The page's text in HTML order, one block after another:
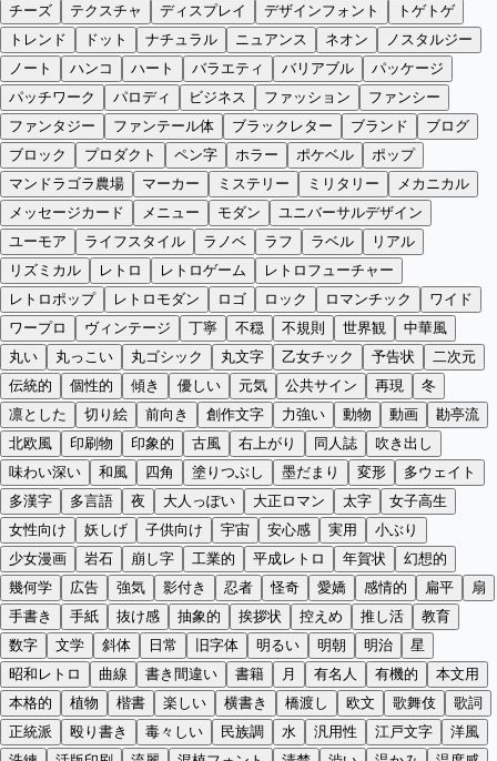
チーズ
テクスチャ ディスプレイ デザインフォント
トゲトゲ
トレンド
ドット ナチュラル ニュアンス ネオン
ノスタルジー
ノート
ハンコ ハート バラエティ バリアブル
パッケージ
パッチワーク
パロディ ビジネス ファッション
ファンシー
ファンタジー
ファンテール体 ブラックレター ブランド
ブログ
ブロック
プロダクト ペン字 ホラー ポケベル
ポップ
マンドラゴラ農場
マーカー ミステリー ミリタリー
メカニカル
メッセージカード
メニュー モダン
ユニバーサルデザイン
ユーモア
ライフスタイル ラノベ ラフ ラベル
リアル
リズミカル
レトロ レトロゲーム
レトロフューチャー
レトロポップ
レトロモダン ロゴ ロック ロマンチック
ワイド
ワープロ
ヴィンテージ 丁寧 不穏 不規則 世界観
中華風
丸い
丸っこい 丸ゴシック 丸文字 乙女チック 予告状
二次元
伝統的
個性的 傾き 優しい 元気 公共サイン 再現
冬
凛とした
切り絵 前向き 創作文字 力強い 動物 動画
勘亭流
北欧風
印刷物 印象的 古風 右上がり 同人誌
吹き出し
味わい深い
和風 四角 塗りつぶし 墨だまり 変形
多ウェイト
多漢字
多言語 夜 大人っぽい 大正ロマン 太字
女子高生
女性向け
妖しげ 子供向け 宇宙 安心感 実用
小ぶり
少女漫画
岩石 崩し字 工業的 平成レトロ 年賀状
幻想的
幾何学
広告 強気 影付き 忍者 怪奇 愛嬌 感情的 扁平
扇
手書き
手紙 抜け感 抽象的 挨拶状 控えめ 推し活
教育
数字
文学 斜体 日常 旧字体 明るい 明朝 明治
星
昭和レトロ
曲線 書き間違い 書籍 月 有名人 有機的
本文用
本格的
植物 楷書 楽しい 横書き 橋渡し 欧文 歌舞伎
歌詞
正統派
殴り書き 毒々しい 民族調 水 汎用性 江戸文字
洋風